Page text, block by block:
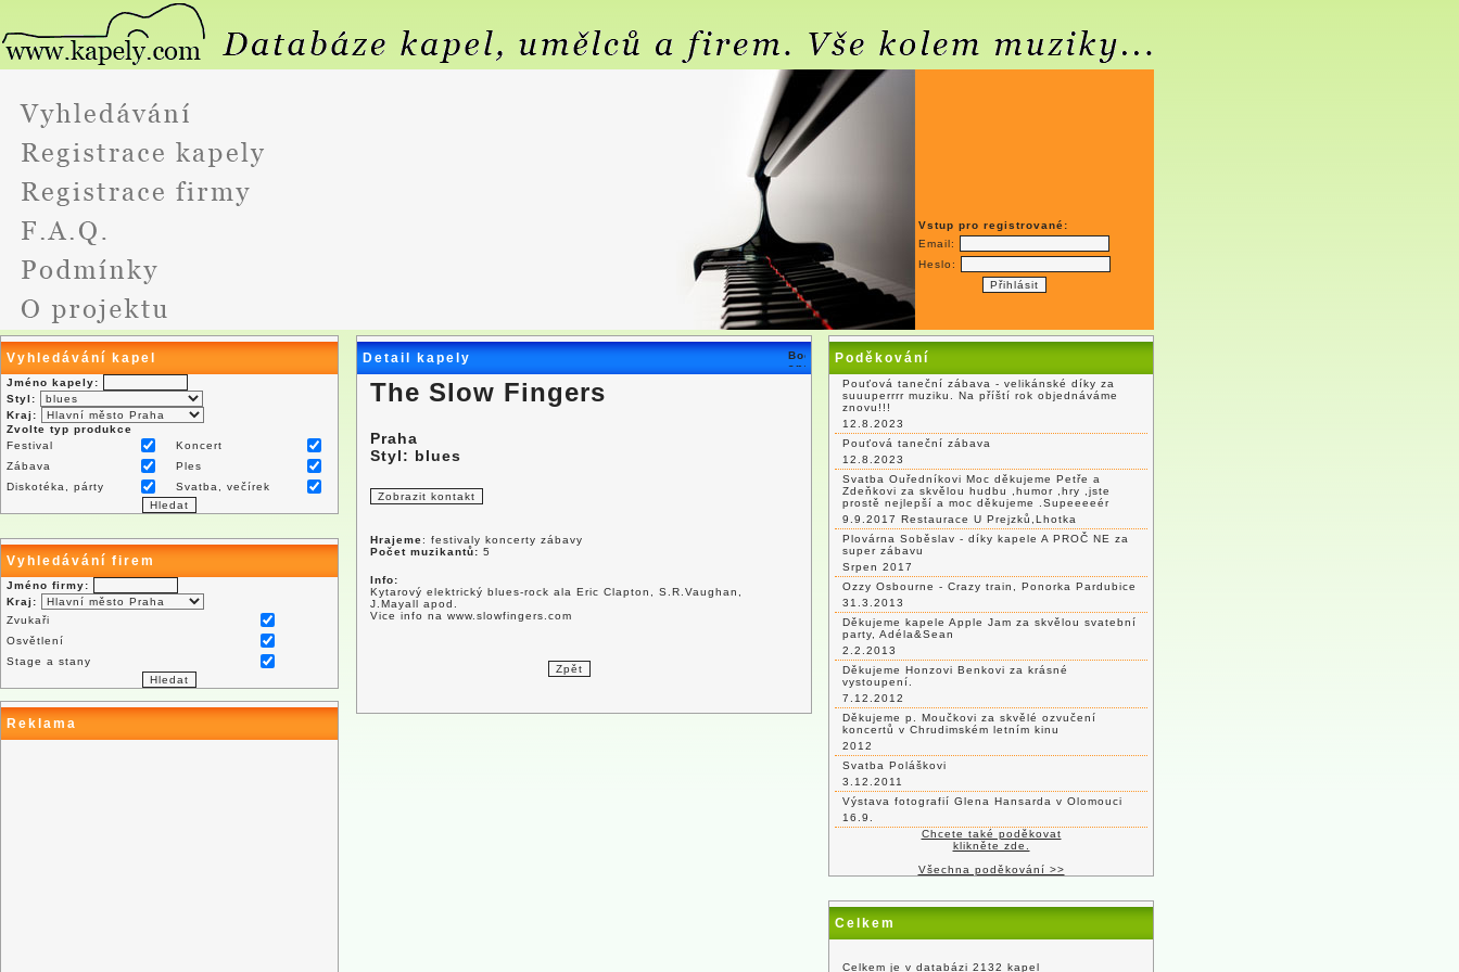
Vstup pro registrované:
Email:
Heslo:
Vyhledávání kapel
Jméno kapely:
Styl:
Kraj:
Zvolte typ produkce
Festival
Koncert
Zábava
Ples
Diskotéka, párty
Svatba, večírek
Vyhledávání firem
Jméno firmy:
Kraj:
Zvukaři
Osvětlení
Stage a stany
Reklama
Detail kapely
The Slow Fingers
Praha
Styl: blues
Hrajeme: festivaly koncerty zábavy
Počet muzikantů: 5
Info:
Kytarový elektrický blues-rock ala Eric Clapton, S.R.Vaughan,
J.Mayall apod.
Vice info na www.slowfingers.com
Poděkování
Pouťová taneční zábava - velikánské díky za
suuuperrrr muziku. Na příští rok objednáváme
znovu!!!
12.8.2023
Pouťová taneční zábava
12.8.2023
Svatba Ouředníkovi Moc děkujeme Petře a
Zdeňkovi za skvělou hudbu ,humor ,hry ,jste
prostě nejlepší a moc děkujeme .Supeeeeér
9.9.2017 Restaurace U Prejzků,Lhotka
Plovárna Soběslav - díky kapele A PROČ NE za
super zábavu
Srpen 2017
Ozzy Osbourne - Crazy train, Ponorka Pardubice
31.3.2013
Děkujeme kapele Apple Jam za skvělou svatební
party, Adéla&Sean
2.2.2013
Děkujeme Honzovi Benkovi za krásné
vystoupení.
7.12.2012
Děkujeme p. Moučkovi za skvělé ozvučení
koncertů v Chrudimském letním kinu
2012
Svatba Poláškovi
3.12.2011
Výstava fotografií Glena Hansarda v Olomouci
16.9.
Chcete také poděkovat
klikněte zde.
Všechna poděkování >>
Celkem
Celkem je v databázi 2132 kapel